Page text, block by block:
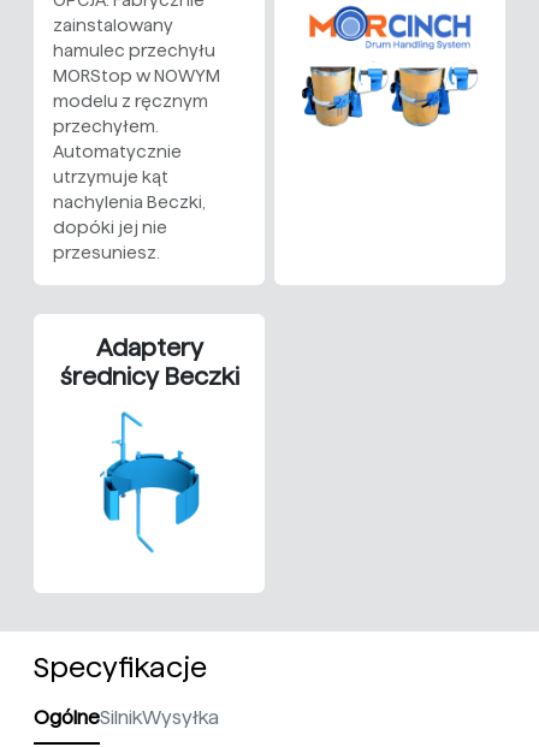
zainstalowany
hamulec przechyłu
MORStop w NOWYM
modelu z ręcznym
przechyłem.
Automatycznie
utrzymuje kąt
nachylenia Beczki,
dopóki jej nie
przesuniesz.
Adaptery
średnicy Beczki
Specyfikacje
OgólneSilnikWysyłka